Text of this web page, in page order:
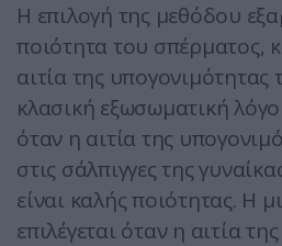
Η επιλογή της μεθόδου
ποιότητα του σπέρματος,
αιτία της υπογονιμότητας
κλασική εξωσωματική
όταν η αιτία της
στις σάλπιγγες της
είναι καλής ποιότητας. Η
επιλέγεται όταν η αιτία